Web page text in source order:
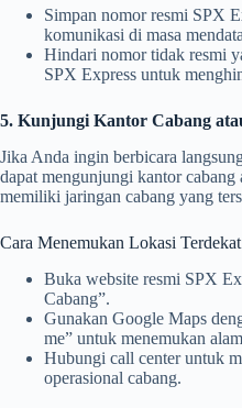
Simpan nomor resmi SPX
komunikasi di masa
Hindari nomor tidak resmi
SPX Express untuk
5. Kunjungi Kantor Cabang
Jika Anda ingin berbicara
dapat mengunjungi kantor
memiliki jaringan cabang yang
Cara Menemukan Lokasi
Buka website resmi SPX
Cabang”.
Gunakan Google Maps
me” untuk menemukan
Hubungi call center untuk
operasional cabang.